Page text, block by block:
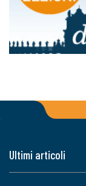
Ultimi articoli